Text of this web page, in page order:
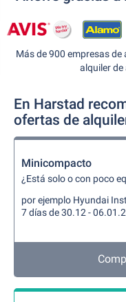
Más de 900 empresas
alquiler de
En Harstad
ofertas de
Minicompacto
¿Está solo o con poco
por ejemplo Hyundai
7 días de 30.12 -